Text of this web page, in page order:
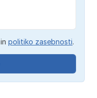
in politiko zasebnosti.